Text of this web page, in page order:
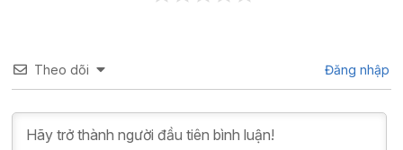
Theo dõi Đăng nhập